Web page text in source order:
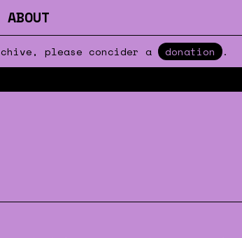
ABOUT
please concider a donation .